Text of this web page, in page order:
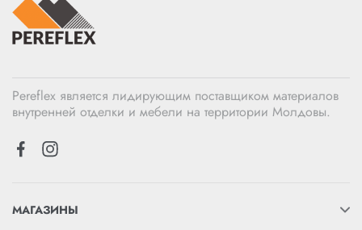
Pereflex является лидирующим поставщиком материалов
внутренней отделки и мебели на территории Молдовы.
МАГАЗИНЫ